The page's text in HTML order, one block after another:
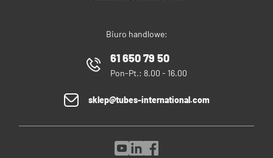
Biuro handlowe:
61 650 79 50
Pon-Pt.: 8.00 - 16.00
sklep@tubes-international.com